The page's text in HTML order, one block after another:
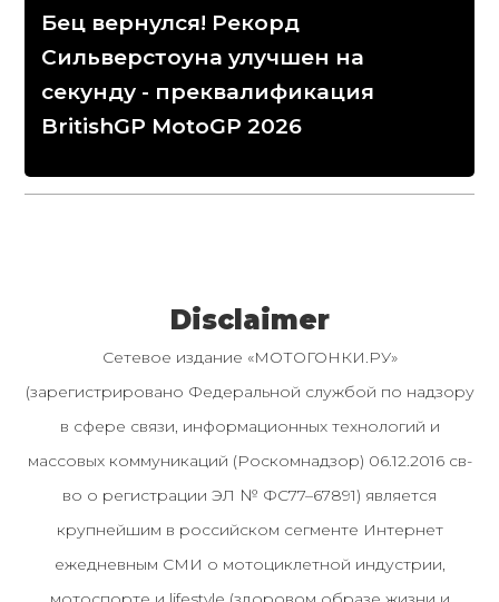
Бец вернулся! Рекорд
Сильверстоуна улучшен на
секунду - преквалификация
BritishGP MotoGP 2026
Disclaimer
Сетевое издание «МОТОГОНКИ.РУ»
(зарегистрировано Федеральной службой по надзору
в сфере связи, информационных технологий и
массовых коммуникаций (Роскомнадзор) 06.12.2016 св-
во о регистрации ЭЛ № ФС77–67891) является
крупнейшим в российском сегменте Интернет
ежедневным СМИ о мотоциклетной индустрии,